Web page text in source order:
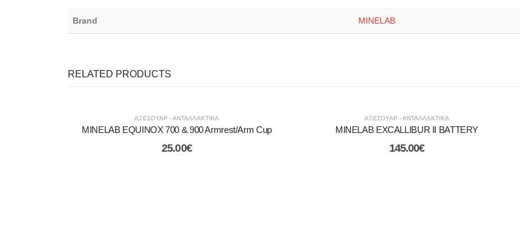
Brand MINELAB
RELATED PRODUCTS
ΑΞΕΣΟΥΑΡ - ΑΝΤΑΛΛΑΚΤΙΚΑ
MINELAB EQUINOX 700 & 900 Armrest/Arm Cup
25.00€
ΑΞΕΣΟΥΑΡ - ΑΝΤΑΛΛΑΚΤΙΚΑ
MINELAB EXCALLIBUR II BATTERY
145.00€